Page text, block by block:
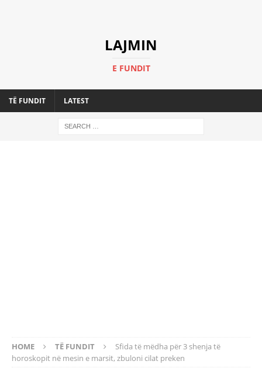
LAJMIN
E FUNDIT
TË FUNDIT LATEST
HOME TË FUNDIT
Sfida të mëdha për 3 shenja të
horoskopit në mesin e marsit, zbuloni cilat preken